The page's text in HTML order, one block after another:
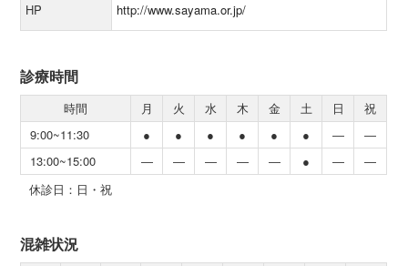
HP http://www.sayama.or.jp/
診療時間
時間 月 火 水 木 金 土 日
祝
9:00~11:30
● ● ● ● ● ● ―
―
13:00~15:00
― ― ― ― ― ● ―
―
休診日：日・祝
混雑状況